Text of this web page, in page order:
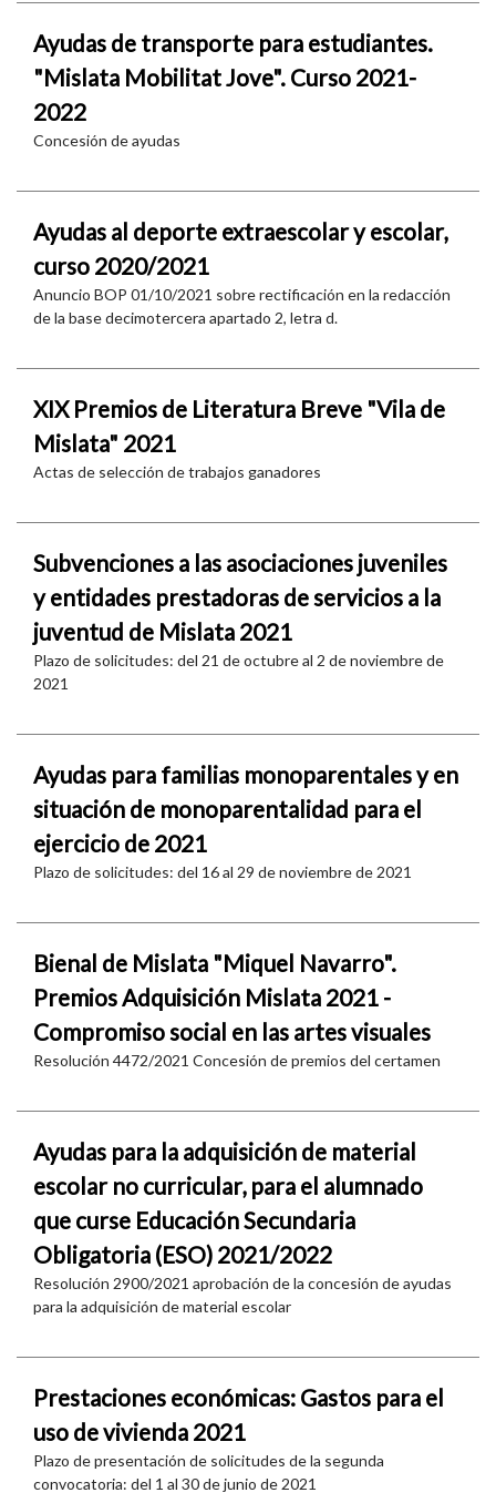
Ayudas de transporte para estudiantes.
"Mislata Mobilitat Jove". Curso 2021-
2022
Concesión de ayudas
Ayudas al deporte extraescolar y escolar,
curso 2020/2021
Anuncio BOP 01/10/2021 sobre rectificación en la redacción
de la base decimotercera apartado 2, letra d.
XIX Premios de Literatura Breve "Vila de
Mislata" 2021
Actas de selección de trabajos ganadores
Subvenciones a las asociaciones juveniles
y entidades prestadoras de servicios a la
juventud de Mislata 2021
Plazo de solicitudes: del 21 de octubre al 2 de noviembre de
2021
Ayudas para familias monoparentales y en
situación de monoparentalidad para el
ejercicio de 2021
Plazo de solicitudes: del 16 al 29 de noviembre de 2021
Bienal de Mislata "Miquel Navarro".
Premios Adquisición Mislata 2021 -
Compromiso social en las artes visuales
Resolución 4472/2021 Concesión de premios del certamen
Ayudas para la adquisición de material
escolar no curricular, para el alumnado
que curse Educación Secundaria
Obligatoria (ESO) 2021/2022
Resolución 2900/2021 aprobación de la concesión de ayudas
para la adquisición de material escolar
Prestaciones económicas: Gastos para el
uso de vivienda 2021
Plazo de presentación de solicitudes de la segunda
convocatoria: del 1 al 30 de junio de 2021